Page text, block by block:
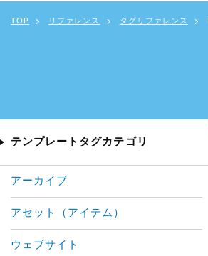
TOP リファレンス タグリファレンス
テンプレートタグカテゴリ
アーカイブ
アセット（アイテム）
ウェブサイト